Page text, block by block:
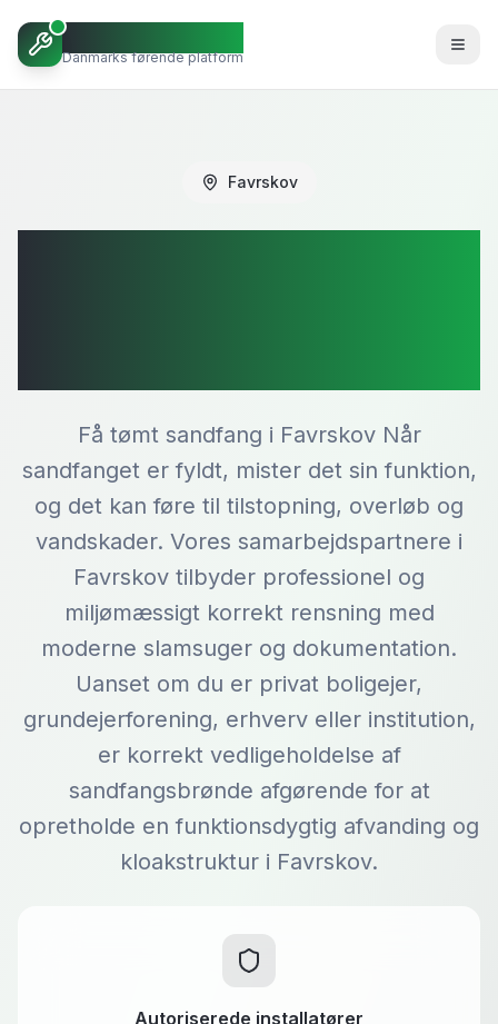
VVSBob
Danmarks førende platform
Favrskov
Få tømt sandfang i Favrskov Når
sandfanget er fyldt, mister det sin funktion,
og det kan føre til tilstopning, overløb og
vandskader. Vores samarbejdspartnere i
Favrskov tilbyder professionel og
miljømæssigt korrekt rensning med
moderne slamsuger og dokumentation.
Uanset om du er privat boligejer,
grundejerforening, erhverv eller institution,
er korrekt vedligeholdelse af
sandfangsbrønde afgørende for at
opretholde en funktionsdygtig afvanding og
kloakstruktur i Favrskov.
Autoriserede installatører